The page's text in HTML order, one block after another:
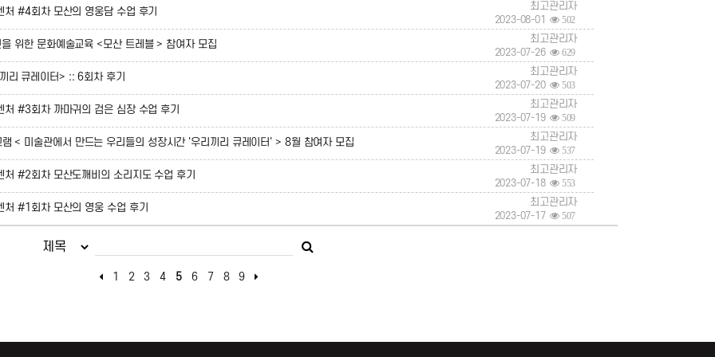
#4회차 모산의 영웅담 수업 후기 최고관리자
2023-08-01 502
위한 문화예술교육 <모산 트레블 > 참여자 모집 최고관리자
2023-07-26 629
리 큐레이터> :: 6회차 후기 최고관리자
2023-07-20 503
#3회차 까마귀의 검은 심장 수업 후기 최고관리자
2023-07-19 509
< 미술관에서 만드는 우리들의 성장시간 '우리끼리 큐레이터' > 8월 참여자 모집 최고관리자
2023-07-19 537
#2회차 모산도깨비의 소리지도 수업 후기 최고관리자
2023-07-18 553
#1회차 모산의 영웅 수업 후기 최고관리자
2023-07-17 507
1 2 3 4 5 6 7 8 9